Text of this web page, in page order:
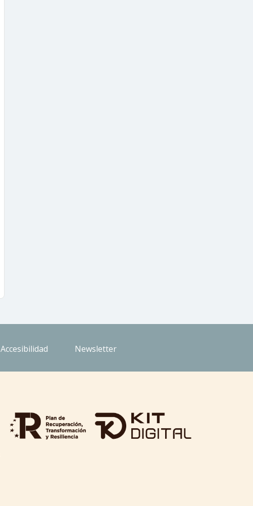
Accesibilidad Newsletter